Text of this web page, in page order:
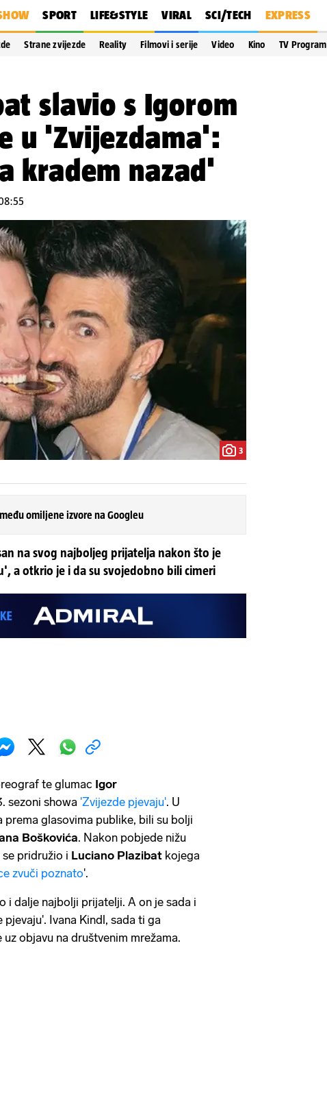
SPORT LIFE&STYLE VIRAL SCI/TECH EXPRESS
Strane zvijezde Reality Filmovi i serije Video Kino TV Program
slavio s Igorom
u 'Zvijezdama':
kradem nazad'
3
omiljene izvore na Googleu
na svog najboljeg prijatelja nakon što je
a otkrio je i da su svojedobno bili cimeri
te glumac Igor
sezoni showa 'Zvijezde pjevaju'. U
prema glasovima publike, bili su bolji
Boškovića. Nakon pobjede nižu
pridružio i Luciano Plazibat kojega
zvuči poznato'.
i dalje najbolji prijatelji. A on je sada i
Ivana Kindl, sada ti ga
objavu na društvenim mrežama.